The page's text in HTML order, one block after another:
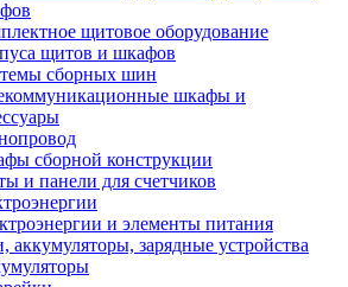
щитовое оборудование
щитов и шкафов
сборных шин
шкафы и
сборной конструкции
и панели для счетчиков
и элементы питания
аккумуляторы, зарядные устройства